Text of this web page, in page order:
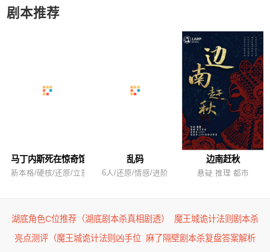
剧本推荐
马丁内斯死在惊奇馆
新本格/硬核/还原/立意
乱码
6人/还原/情感/进阶
边南赶秋
悬疑 推理 都市
湖底角色C位推荐（湖底剧本杀真相剧透）
魔王城诡计法则剧本杀
亮点测评（魔王城诡计法则凶手位 麻了隔壁剧本杀复盘答案解析